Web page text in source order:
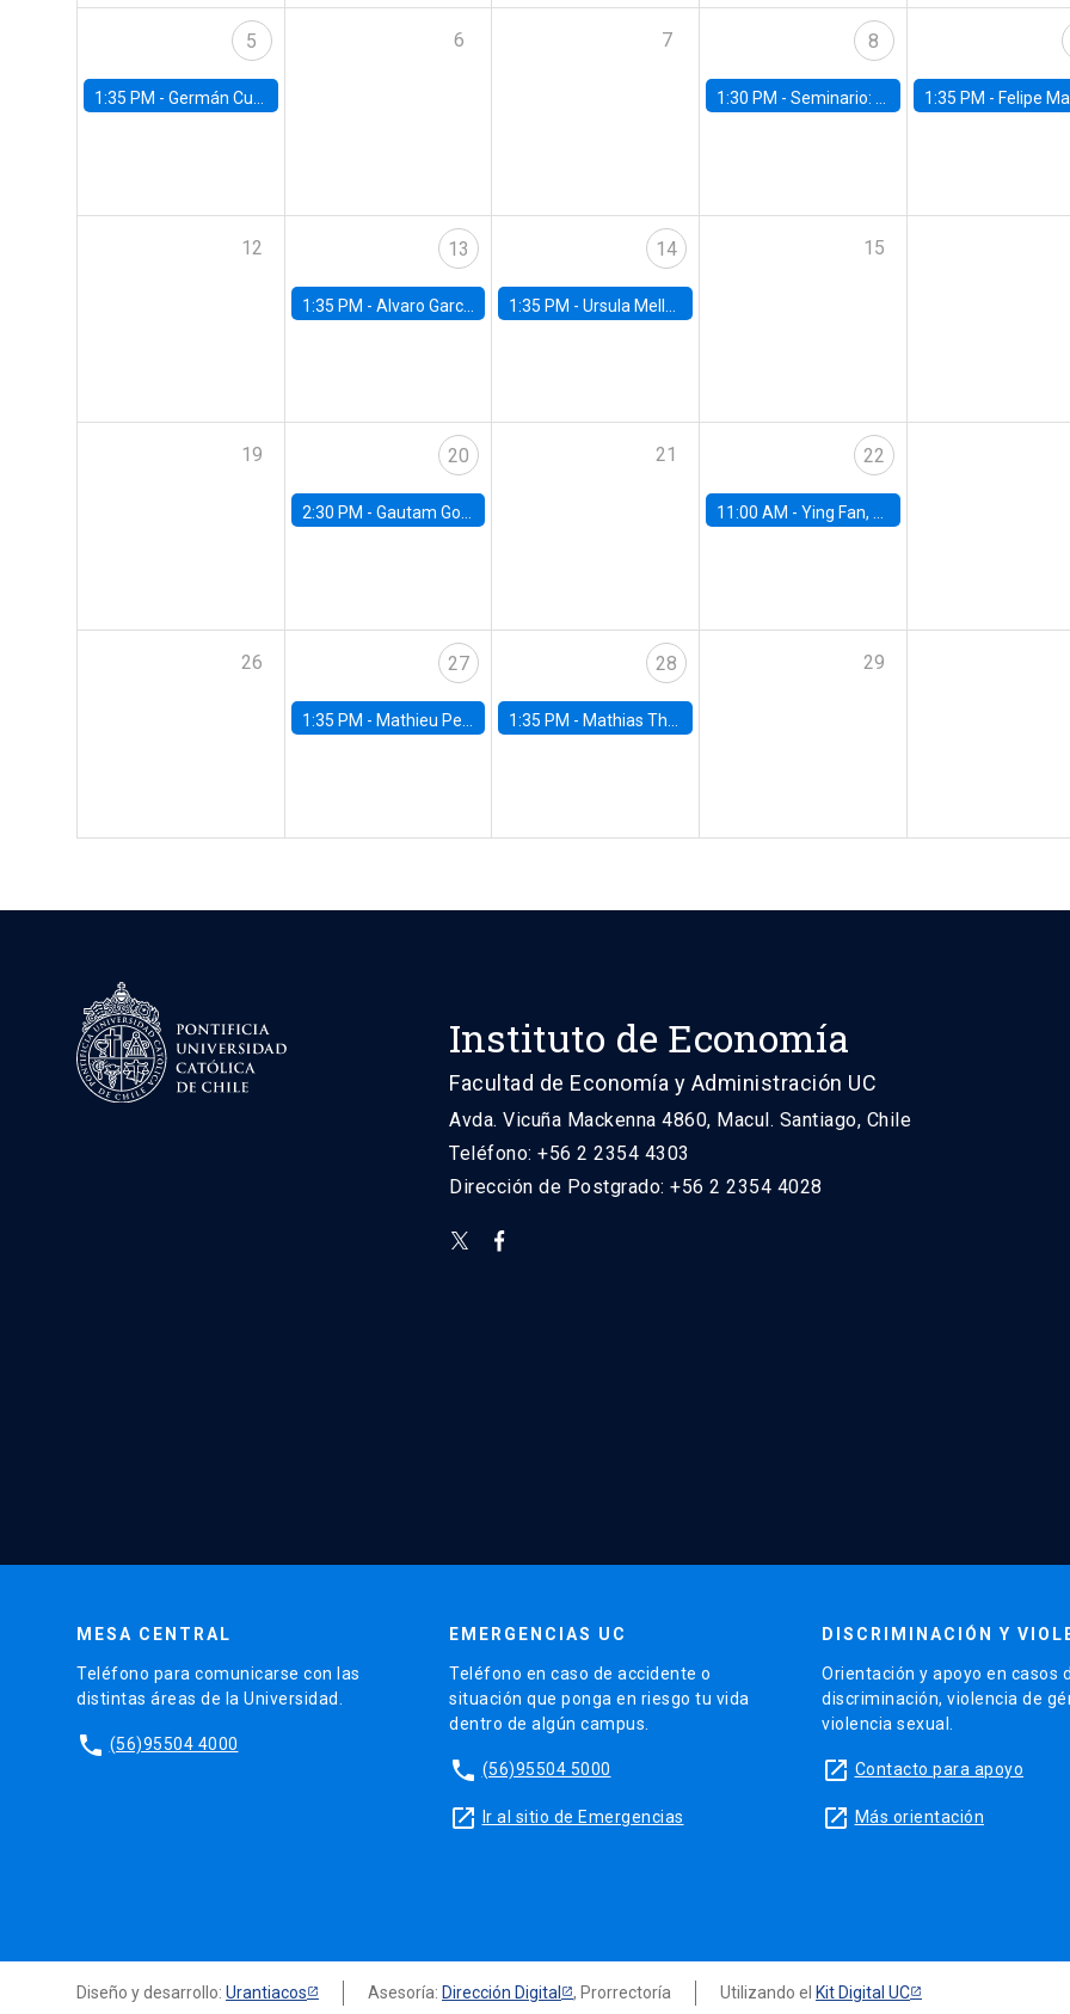
5
1:35 PM - Germán Cubas, University of Houston
6 7 8
1:30 PM -Seminario: “Recuperando la humanidad para progresar en la era de la IA» 1:35 PM - Felipe Martínez, alumno Doctorado en
12 13
1:35 PM - Alvaro Garcia-Marin, Universidad de Los Andes
14
1:35 PM -Ursula Mello, Insper - Institute of Education and Research
15
19 20
2:30 PM - Gautam Gowrisankaran, Columbia University
21 22
11:00 AM -Ying Fan, University of Michigan
26 27
1:35 PM - Mathieu Pedemonte, IDB
28
1:35 PM - Mathias Thoenig, University of Lausanne
29
Instituto de Economía
Facultad de Economía y Administración UC
Avda. Vicuña Mackenna 4860, Macul. Santiago, Chile
Teléfono: +56 2 2354 4303
Dirección de Postgrado: +56 2 2354 4028
MESA CENTRAL
Teléfono para comunicarse con las
distintas áreas de la Universidad.
phone (56)95504 4000
EMERGENCIAS UC
Teléfono en caso de accidente o
situación que ponga en riesgo tu vida
dentro de algún campus.
phone (56)95504 5000
launch Ir al sitio de Emergencias
DISCRIMINACIÓN Y
Orientación y apoyo en casos
discriminación, violencia de
violencia sexual.
launch Contacto para apoyo
launch Más orientación
Diseño y desarrollo: Urantiacos Asesoría: Dirección Digital , Prorrectoría Utilizando el Kit Digital UC